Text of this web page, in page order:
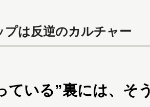
プは反逆のカルチャー
いる”裏には、そ